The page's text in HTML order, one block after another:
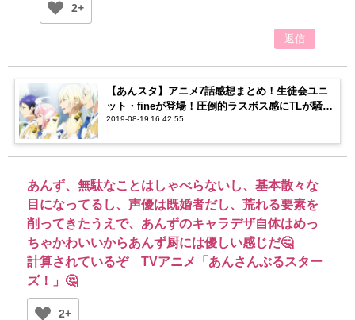
2+
返信
【あんスタ】アニメ7話感想まとめ！生徒会ユニ
ット・fineが登場！圧倒的ラスボス感にTLが騒
然…！
2019-08-19 16:42:55
あんず、無駄なことはしゃべらないし、基本散々な
目になってるし、声優は既婚者だし、荒れる要素を
削ってきたうえで、あんずのキャラデザ自体はめっ
ちゃかわいいからあんず厨には優しい感じだ🤔
計算されているぞ TVアニメ「あんさんぶるスター
ズ！」🤔
2+